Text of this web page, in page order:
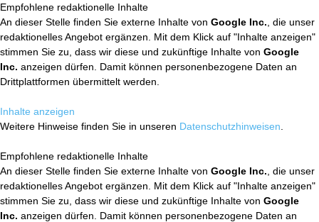
Empfohlene redaktionelle Inhalte
An dieser Stelle finden Sie externe Inhalte von Google Inc. , die unser
redaktionelles Angebot ergänzen. Mit dem Klick auf "Inhalte anzeigen"
stimmen Sie zu, dass wir diese und zukünftige Inhalte von Google
Inc. anzeigen dürfen. Damit können personenbezogene Daten an
Drittplattformen übermittelt werden.
Inhalte anzeigen
Weitere Hinweise finden Sie in unseren Datenschutzhinweisen
Empfohlene redaktionelle Inhalte
An dieser Stelle finden Sie externe Inhalte von Google Inc. , die unser
redaktionelles Angebot ergänzen. Mit dem Klick auf "Inhalte anzeigen"
stimmen Sie zu, dass wir diese und zukünftige Inhalte von Google
Inc. anzeigen dürfen. Damit können personenbezogene Daten an